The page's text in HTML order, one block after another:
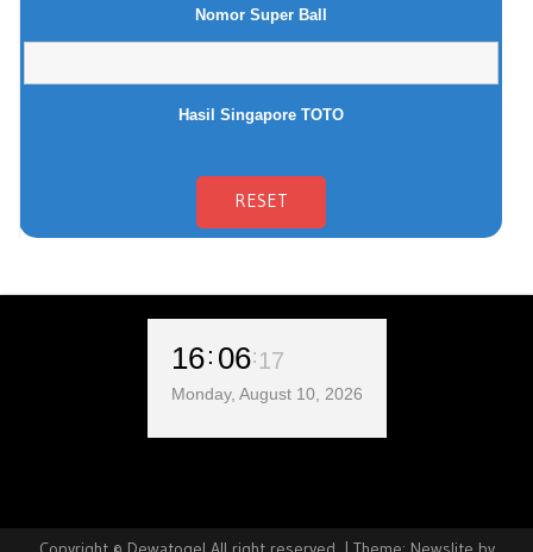
Nomor Super Ball
Hasil Singapore TOTO
16 06 18
Monday, August 10, 2026